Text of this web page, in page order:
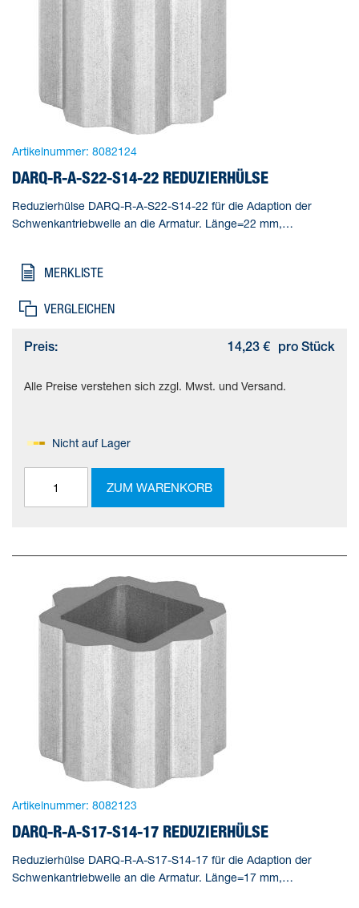
Artikelnummer: 8082124
DARQ-R-A-S22-S14-22 REDUZIERHÜLSE
Reduzierhülse DARQ-R-A-S22-S14-22 für die Adaption der
Schwenkantriebwelle an die Armatur. Länge=22 mm,
KBK=2 - mäßige Korrosionsbeanspruchung, Produktgewicht=62
MERKLISTE
VERGLEICHEN
Preis: 14,23 € pro Stück
Alle Preise verstehen sich zzgl. Mwst. und Versand.
Nicht auf Lager
ZUM WARENKORB
Artikelnummer: 8082123
DARQ-R-A-S17-S14-17 REDUZIERHÜLSE
Reduzierhülse DARQ-R-A-S17-S14-17 für die Adaption der
Schwenkantriebwelle an die Armatur. Länge=17 mm,